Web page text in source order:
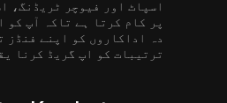
پر کام کرتا ہے تاکہ آپ کو
دہ اداکاروں کو اپنے فنڈز
ترتیبات کو اپ گریڈ کرنا